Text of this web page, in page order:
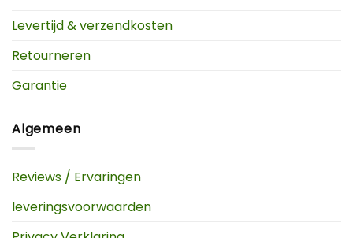
Levertijd & verzendkosten
Retourneren
Garantie
Algemeen
Reviews / Ervaringen
leveringsvoorwaarden